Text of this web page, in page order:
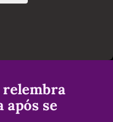
relembra
se